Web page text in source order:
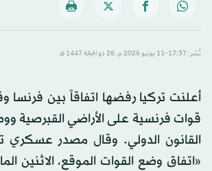
نُشر: 17:37-11 يونيو 2026 م ـ 26 ذو الحِجّة 1447 هـ
أعلنت تركيا رفضها اتفاقاً بين
قوات فرنسية على الأراضي القبرصية
القانون الدولي. وقال مصدر
«اتفاق وضع القوات الموقع، الاثنين